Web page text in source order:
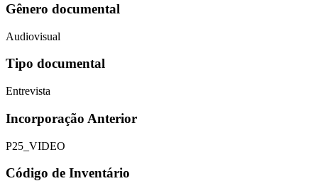
Gênero documental
Audiovisual
Tipo documental
Entrevista
Incorporação Anterior
P25_VIDEO
Código de Inventário